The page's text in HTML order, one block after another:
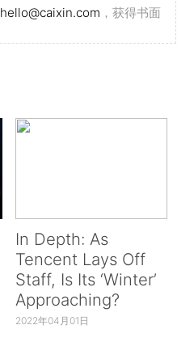
hello@caixin.com ，获得书面
In Depth: As
Tencent Lays Off
Staff, Is Its ‘Winter’
Approaching?
2022年04月01日